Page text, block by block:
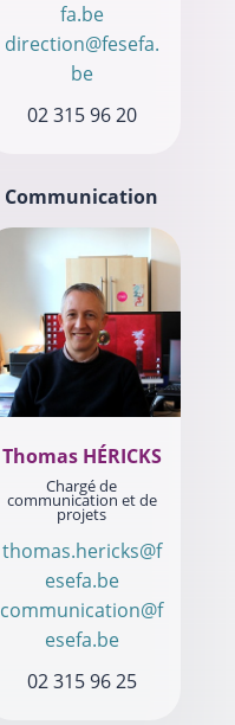
fa.be
direction@fesefa.
be
02 315 96 20
Communication
Thomas HÉRICKS
Chargé de
communication et de
projets
thomas.hericks@f
esefa.be
communication@f
esefa.be
02 315 96 25